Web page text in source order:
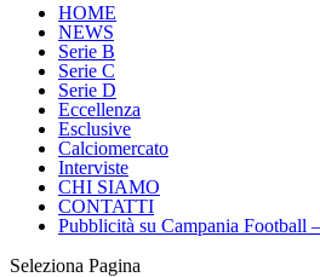
HOME
NEWS
Serie B
Serie C
Serie D
Eccellenza
Esclusive
Calciomercato
Interviste
CHI SIAMO
CONTATTI
Pubblicità su Campania Football
Seleziona Pagina